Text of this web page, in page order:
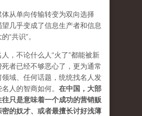
从单向传输转变为双向选择
望几乎变成了信息生产者和信息
“共识”。
，不论什么人“火了”都能被新
者已经不够恶心了，更为通常
领域、任何话题，统统找名人发
人的智商如何。 在中国，大部
只是意味着一个成功的营销贩
的奴才、或者最擅长讨好浅薄